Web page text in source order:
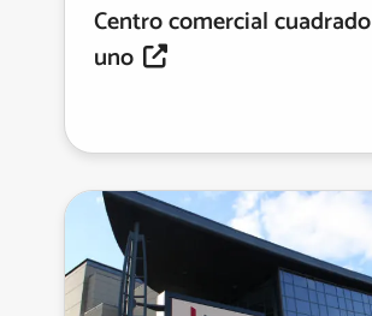
Centro comercial cuadrado
uno